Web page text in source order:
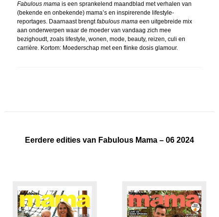
Fabulous mama is een sprankelend maandblad met verhalen van
(bekende en onbekende) mama’s en inspirerende lifestyle-
reportages. Daarnaast brengtfabulous mama een uitgebreide mix
aan onderwerpen waar de moeder van vandaag zich mee
bezighoudt, zoals lifestyle, wonen, mode, beauty, reizen, culi en
carrière. Kortom: Moederschap met een flinke dosis glamour.
Eerdere edities van Fabulous Mama – 06 2024